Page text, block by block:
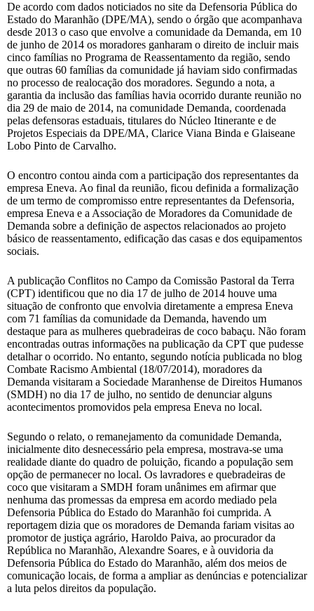
De acordo com dados noticiados no site da Defensoria Pública do
Estado do Maranhão (DPE/MA), sendo o órgão que acompanhava
desde 2013 o caso que envolve a comunidade da Demanda, em 10
de junho de 2014 os moradores ganharam o direito de incluir mais
cinco famílias no Programa de Reassentamento da região, sendo
que outras 60 famílias da comunidade já haviam sido confirmadas
no processo de realocação dos moradores. Segundo a nota, a
garantia da inclusão das famílias havia ocorrido durante reunião no
dia 29 de maio de 2014, na comunidade Demanda, coordenada
pelas defensoras estaduais, titulares do Núcleo Itinerante e de
Projetos Especiais da DPE/MA, Clarice Viana Binda e Glaiseane
Lobo Pinto de Carvalho.
O encontro contou ainda com a participação dos representantes da
empresa Eneva. Ao final da reunião, ficou definida a formalização
de um termo de compromisso entre representantes da Defensoria,
empresa Eneva e a Associação de Moradores da Comunidade de
Demanda sobre a definição de aspectos relacionados ao projeto
básico de reassentamento, edificação das casas e dos equipamentos
sociais.
A publicação Conflitos no Campo da Comissão Pastoral da Terra
(CPT) identificou que no dia 17 de julho de 2014 houve uma
situação de confronto que envolvia diretamente a empresa Eneva
com 71 famílias da comunidade da Demanda, havendo um
destaque para as mulheres quebradeiras de coco babaçu. Não foram
encontradas outras informações na publicação da CPT que pudesse
detalhar o ocorrido. No entanto, segundo notícia publicada no blog
Combate Racismo Ambiental (18/07/2014), moradores da
Demanda visitaram a Sociedade Maranhense de Direitos Humanos
(SMDH) no dia 17 de julho, no sentido de denunciar alguns
acontecimentos promovidos pela empresa Eneva no local.
Segundo o relato, o remanejamento da comunidade Demanda,
inicialmente dito desnecessário pela empresa, mostrava-se uma
realidade diante do quadro de poluição, ficando a população sem
opção de permanecer no local. Os lavradores e quebradeiras de
coco que visitaram a SMDH foram unânimes em afirmar que
nenhuma das promessas da empresa em acordo mediado pela
Defensoria Pública do Estado do Maranhão foi cumprida. A
reportagem dizia que os moradores de Demanda fariam visitas ao
promotor de justiça agrário, Haroldo Paiva, ao procurador da
República no Maranhão, Alexandre Soares, e à ouvidoria da
Defensoria Pública do Estado do Maranhão, além dos meios de
comunicação locais, de forma a ampliar as denúncias e potencializar
a luta pelos direitos da população.